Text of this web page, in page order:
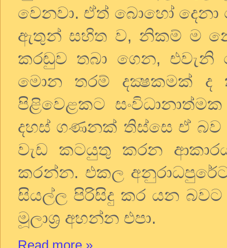
වෙනවා. ඒත් බොහෝ දෙනා
ඇතුන් සහිත ව, නිකම් ම
කරඬුව තබා ගෙන, එවැනි
මොන
තරම් දක්‍ෂකමක් ද
පිළිවෙළකට සංවිධානාත්මක
දහස් ගණනක් තිස්සෙ ඒ බව
වැඩ
කටයුතු කරන
කරන්න. එකල
සියල්ල පිරිසිදු කර යන බවට
මූලාශ්‍ර අහන්න එපා.
Read more »